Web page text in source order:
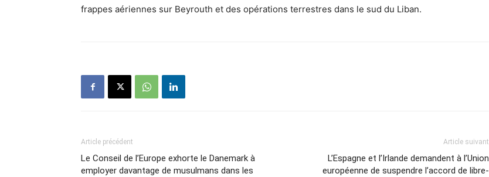
frappes aériennes sur Beyrouth et des opérations terrestres dans le sud du Liban.
Article précédent
Le Conseil de l’Europe exhorte le Danemark à
employer davantage de musulmans dans les
Article suivant
L’Espagne et l’Irlande demandent à l’Union
européenne de suspendre l’accord de libre-